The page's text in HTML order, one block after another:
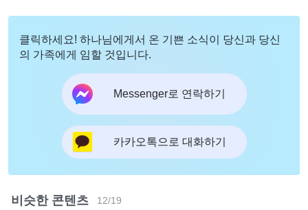
클릭하세요! 하나님에게서 온 기쁜 소식이 당신과 당신
의 가족에게 임할 것입니다.
Messenger로 연락하기
카카오톡으로 대화하기
비슷한 콘텐츠 12/19